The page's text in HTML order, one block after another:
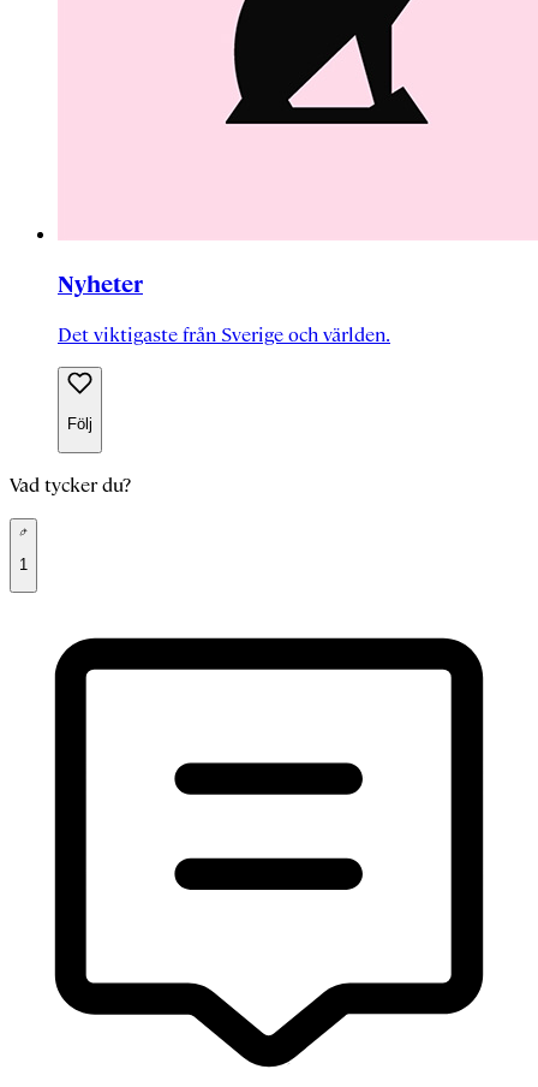
Nyheter
Det viktigaste från Sverige och världen.
Följ
Vad tycker du?
1